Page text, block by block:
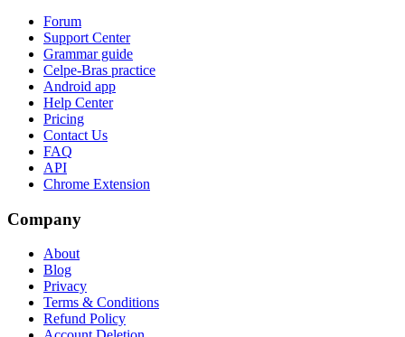
Forum
Support Center
Grammar guide
Celpe-Bras practice
Android app
Help Center
Pricing
Contact Us
FAQ
API
Chrome Extension
Company
About
Blog
Privacy
Terms & Conditions
Refund Policy